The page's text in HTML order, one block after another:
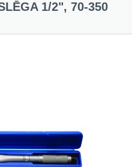
1/2", 70-350